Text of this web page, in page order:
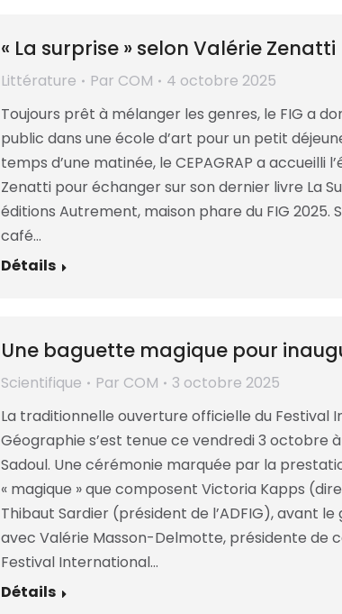
« La surprise » selon Valérie Zenatti
Littérature Par COM
4 octobre 2025
Toujours prêt à mélanger les genres, le FIG a
public dans une école d’art pour un petit
temps d’une matinée, le CEPAGRAP a accueilli
Zenatti pour échanger sur son dernier livre La
éditions Autrement, maison phare du FIG 2025.
café…
Détails
Une baguette magique pour
Scientifique Par COM
3 octobre 2025
La traditionnelle ouverture officielle du Festival
Géographie s’est tenue ce vendredi 3 octobre
Sadoul. Une cérémonie marquée par la
« magique » que composent Victoria Kapps
Thibaut Sardier (président de l’ADFIG), avant
avec Valérie Masson-Delmotte, présidente de
Festival International…
Détails